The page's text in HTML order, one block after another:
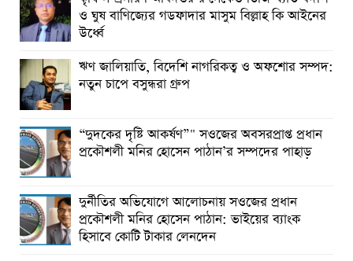
ও ঘুষ বাণিজ্যের গডফাদার মাসুম বিল্লাহ কি আইনের
উর্ধ্বে
ঋণ জালিয়াতি, বিদেশি নাগরিকত্ব ও অফশোর সম্পদ:
নতুন চাপে বসুন্ধরা গ্রুপ
“দুদকের দৃষ্টি আকর্ষণ”" সওজের অবসরপ্রাপ্ত প্রধান
প্রকৌশলী মনির হোসেন পাঠান’র সম্পদের পাহাড়
দুর্নীতির অভিযোগে আলোচনায় সওজের প্রধান
প্রকৌশলী মনির হোসেন পাঠান: ভাইয়ের ব্যাংক
হিসাবে কোটি টাকার লেনদেন